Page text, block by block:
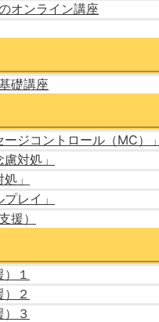
オンライン講座
礎講座
ジコントロール（MC）」
対処」
」
レイ」
援）
１
２
３